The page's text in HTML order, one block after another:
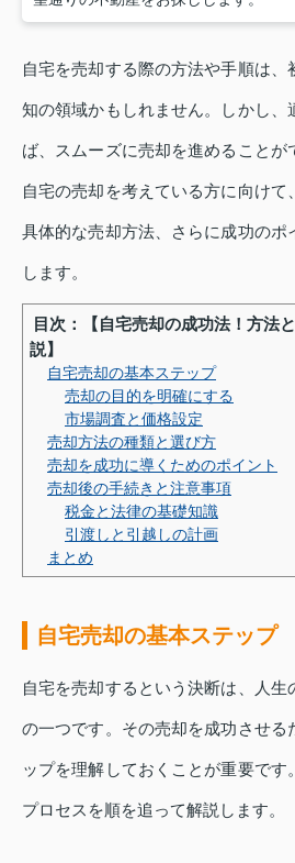
自宅を売却する際の方法や手順は、
知の領域かもしれません。しかし、
ば、スムーズに売却を進めることが
自宅の売却を考えている方に向けて
具体的な売却方法、さらに成功のポ
します。
目次：【自宅売却の成功法！方法
説】
自宅売却の基本ステップ
売却の目的を明確にする
市場調査と価格設定
売却方法の種類と選び方
売却を成功に導くためのポイント
売却後の手続きと注意事項
税金と法律の基礎知識
引渡しと引越しの計画
まとめ
自宅売却の基本ステップ
自宅を売却するという決断は、人生
の一つです。その売却を成功させる
ップを理解しておくことが重要で
プロセスを順を追って解説します。